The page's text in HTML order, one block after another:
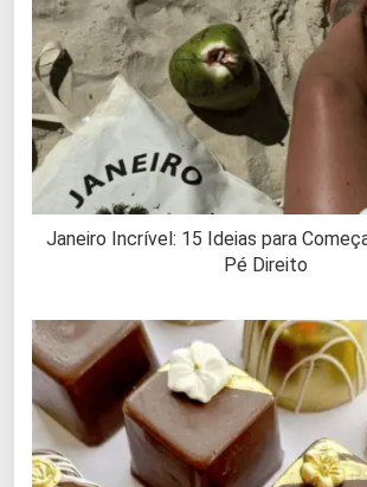
Janeiro Incrível: 15 Ideias para
Pé Direito